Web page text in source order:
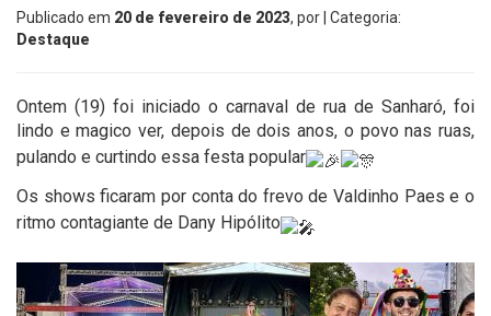
Publicado em 20 de fevereiro de 2023, por | Categoria:
Destaque
Ontem (19) foi iniciado o carnaval de rua de Sanharó, foi
lindo e magico ver, depois de dois anos, o povo nas ruas,
pulando e curtindo essa festa popular
Os shows ficaram por conta do frevo de Valdinho Paes e o
ritmo contagiante de Dany Hipólito